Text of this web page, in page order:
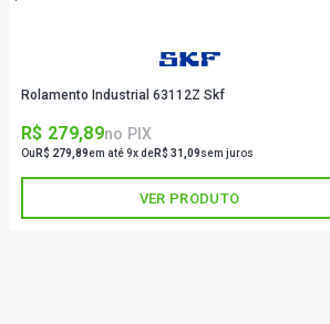
Rolamento Industrial 63112Z Skf
R$ 279,89no PIX
Ou R$ 279,89em até 9x deR$ 31,09sem juros
VER PRODUTO